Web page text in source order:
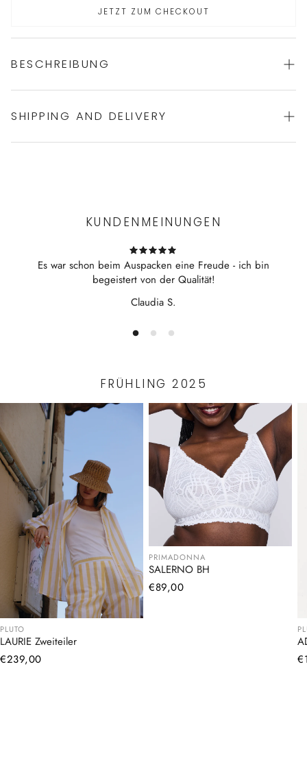
JETZT ZUM CHECKOUT
BESCHREIBUNG
Stylischer Midi Slip von HANRO
hergestellt in Ungarn
Bibi ist 167cm groß (90 - 65 - 95) und trägt Größe S
SHIPPING AND DELIVERY
KUNDENMEINUNGEN
Es war schon beim Auspacken eine Freude - ich bin
begeistert von der Qualität!
Claudia S.
FRÜHLING 2025
PLUTO
LAURIE Zweiteiler
Normaler
€239,00
PRIMADONNA
SALERNO BH
Normaler
€89,00